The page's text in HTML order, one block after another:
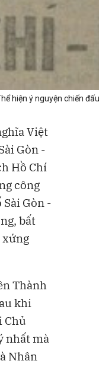
hiện ý nguyện chiến
Việt
Gòn -
Hồ Chí
công
Gòn -
bất
xứng
Thành
khi
Chủ
nhất mà
Nhân